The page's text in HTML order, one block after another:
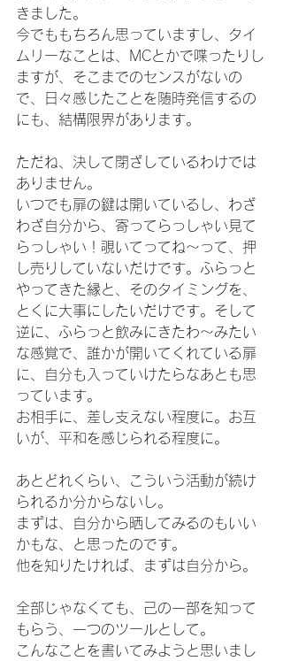
きました。
今でももちろん思っていますし、タイ
ムリーなことは、MCとかで喋ったりし
ますが、そこまでのセンスがないの
で、日々感じたことを随時発信するの
にも、結構限界があります。
ただね、決して閉ざしているわけでは
ありません。
いつでも扉の鍵は開いているし、わざ
わざ自分から、寄ってらっしゃい見て
らっしゃい！覗いてってね～って、押
し売りしていないだけです。ふらっと
やってきた縁と、そのタイミングを、
とくに大事にしたいだけです。そして
逆に、ふらっと飲みにきたわ～みたい
な感覚で、誰かが開いてくれている扉
に、自分も入っていけたらなあとも思
っています。
お相手に、差し支えない程度に。お互
いが、平和を感じられる程度に。
あとどれくらい、こういう活動が続け
られるか分からないし。
まずは、自分から晒してみるのもいい
かもな、と思ったのです。
他を知りたければ、まずは自分から。
全部じゃなくても、己の一部を知って
もらう、一つのツールとして。
こんなことを書いてみようと思いまし